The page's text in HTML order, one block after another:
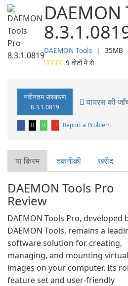
DAEMON
DAEMON Tools ❘ 35MB
9 वोटों में से
नवीनतम संस्करण
8.3.1.0819 वायरस की
Report a Problem
या क़िस्‍म तकनीकी खरीद
DAEMON Tools Pro
Review
DAEMON Tools Pro, developed
DAEMON Tools, remains a
software solution for creating,
managing, and mounting
images on your computer. Its
feature set and user-friendly